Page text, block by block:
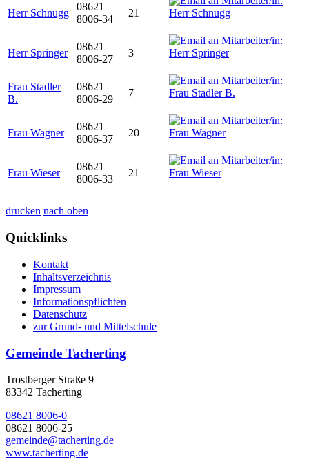
Herr Schnugg
08621
8006-34
21
Herr Springer
08621
8006-27
3
Frau Stadler
B.
08621
8006-29
7
Frau Wagner
08621
8006-37
20
Frau Wieser
08621
8006-33
21
drucken nach oben
Quicklinks
Kontakt
Inhaltsverzeichnis
Impressum
Informationspflichten
Datenschutz
zur Grund- und Mittelschule
Gemeinde Tacherting
Trostberger Straße 9
83342 Tacherting
08621 8006-0
08621 8006-25
gemeinde@tacherting.de
www.tacherting.de